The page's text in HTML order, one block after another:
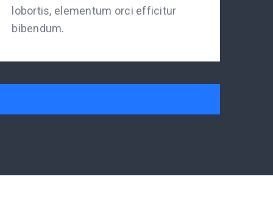
lobortis, elementum orci efficitur
bibendum.